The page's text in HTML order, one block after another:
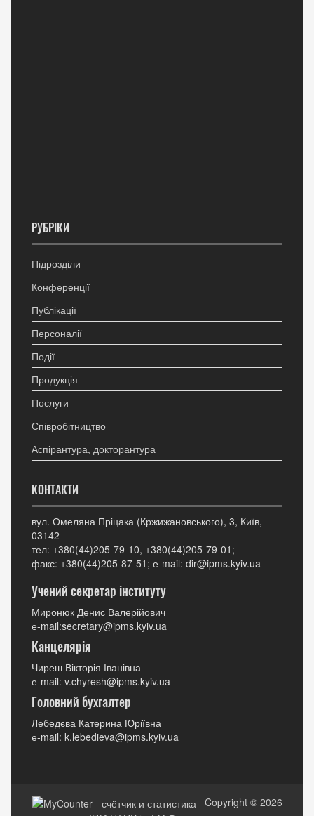
РУБРІКИ
Підрозділи
Конференції
Публікації
Персоналії
Події
Продукція
Послуги
Співробітництво
Аспірантура, докторантура
КОНТАКТИ
вул. Омеляна Пріцака (Кржижановського), 3, Київ,
03142
тел: +380(44)205-79-10, +380(44)205-79-01;
факс: +380(44)205-87-51; е-mail: dir@ipms.kyiv.ua
Учений секретар інституту
Миронюк Денис Валерійович
е-mail:secretary@ipms.kyiv.ua
Канцелярія
Чиреш Вікторія Іванівна
е-mail: v.chyresh@ipms.kyiv.ua
Головний бухгалтер
Лебедєва Катерина Юріївна
е-mail: k.lebedieva@ipms.kyiv.ua
Copyright © 2026